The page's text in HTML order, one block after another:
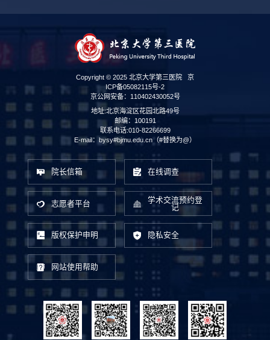
Copyright © 2025 北京大学第三医院 京
ICP备05082115号-2
京公网安备：110402430052号
地址:北京海淀区花园北路49号
邮编：100191
联系电话:010-82266699
E-mail：bysy#bjmu.edu.cn（#替换为@）
院长信箱 在线调查
志愿者平台
学术交流预约登
记
版权保护申明 隐私安全
网站使用帮助